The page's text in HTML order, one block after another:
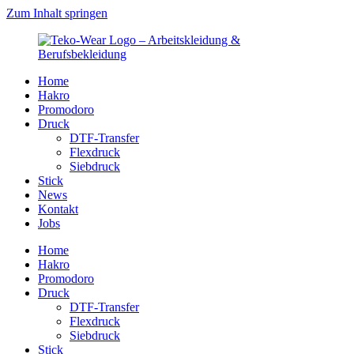
Zum Inhalt springen
Home
Hakro
Promodoro
Druck
DTF-Transfer
Flexdruck
Siebdruck
Stick
News
Kontakt
Jobs
Home
Hakro
Promodoro
Druck
DTF-Transfer
Flexdruck
Siebdruck
Stick